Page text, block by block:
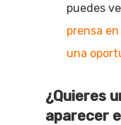
puedes
prensa
una
¿Quieres
aparecer